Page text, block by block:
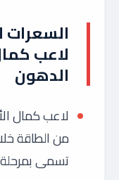
السعرات
لاعب
الدهون
لاعب كمال
من الطاقة
تسمى